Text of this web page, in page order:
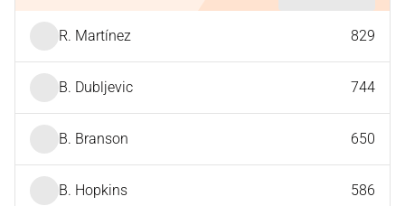
R. Martínez 829
B. Dubljevic 744
B. Branson 650
B. Hopkins 586